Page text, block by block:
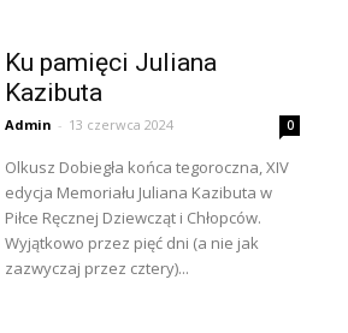
Ku pamięci Juliana
Kazibuta
Admin - 13 czerwca 2024 0
Olkusz Dobiegła końca tegoroczna, XIV
edycja Memoriału Juliana Kazibuta w
Piłce Ręcznej Dziewcząt i Chłopców.
Wyjątkowo przez pięć dni (a nie jak
zazwyczaj przez cztery)...